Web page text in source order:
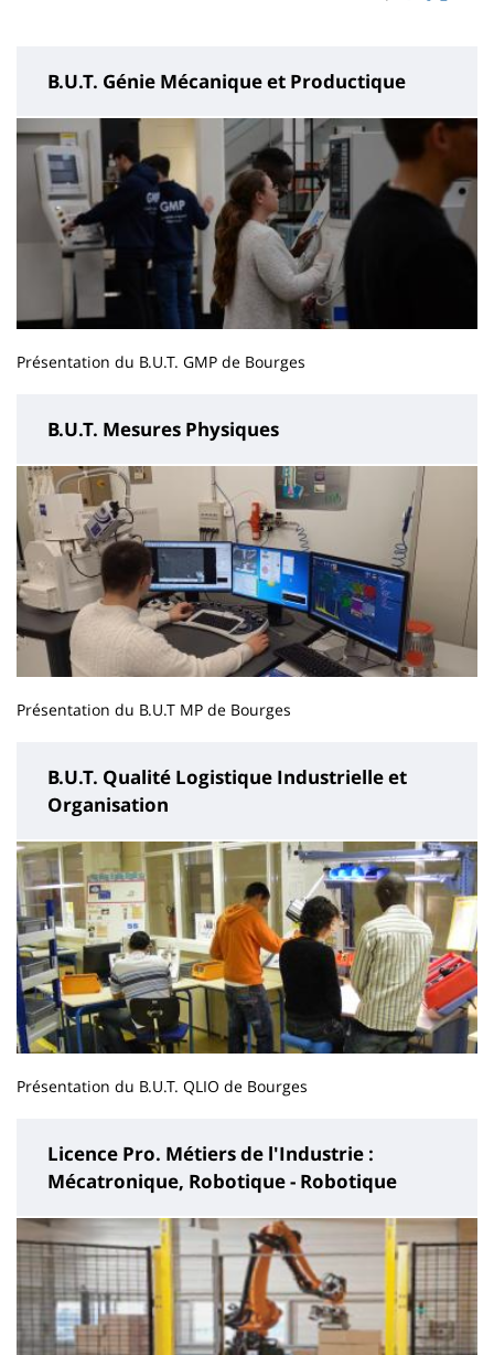
B.U.T. Génie Mécanique et Productique
Présentation du B.U.T. GMP de Bourges
B.U.T. Mesures Physiques
Présentation du B.U.T MP de Bourges
B.U.T. Qualité Logistique Industrielle et
Organisation
Présentation du B.U.T. QLIO de Bourges
Licence Pro. Métiers de l'Industrie :
Mécatronique, Robotique - Robotique